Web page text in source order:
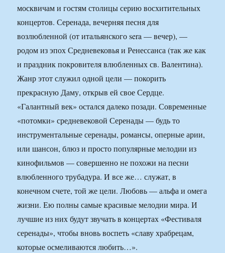
москвичам и гостям столицы серию восхитительных
концертов. Серенада, вечерняя песня для
возлюбленной (от итальянского sera — вечер), —
родом из эпох Средневековья и Ренессанса (так же как
и праздник покровителя влюбленных св. Валентина).
Жанр этот служил одной цели — покорить
прекрасную Даму, открыв ей свое Сердце.
«Галантный век» остался далеко позади. Современные
«потомки» средневековой Серенады — будь то
инструментальные серенады, романсы, оперные арии,
или шансон, блюз и просто популярные мелодии из
кинофильмов — совершенно не похожи на песни
влюбленного трубадура. И все же… служат, в
конечном счете, той же цели. Любовь — альфа и омега
жизни. Ею полны самые красивые мелодии мира. И
лучшие из них будут звучать в концертах «Фестиваля
серенады», чтобы вновь воспеть «славу храбрецам,
которые осмеливаются любить…».